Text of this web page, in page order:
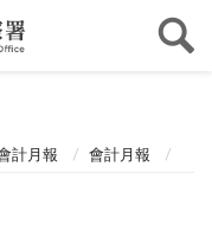
計月報 會計月報